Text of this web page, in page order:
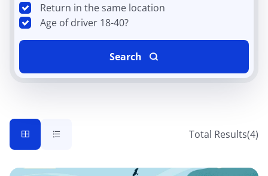
Return in the same location
Age of driver 18-40?
Search
Total Results(4)